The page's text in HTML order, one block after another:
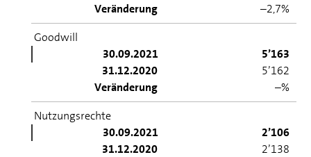
Veränderung
–2,7%
Goodwill
30.09.2021
5’163
31.12.2020
5’162
Veränderung
–%
Nutzungsrechte
30.09.2021
2’106
31.12.2020
2’138